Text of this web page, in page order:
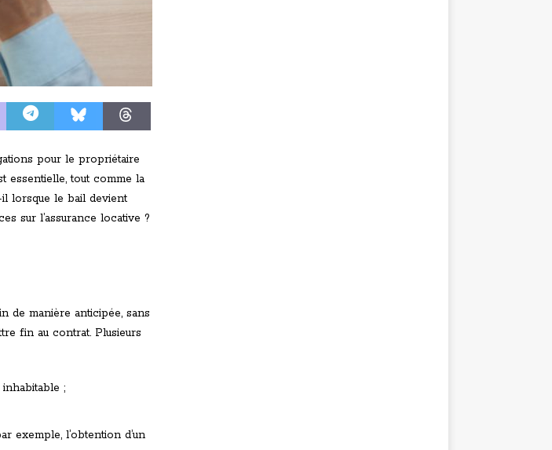
pour le propriétaire
essentielle, tout comme la
lorsque le bail devient
sur l’assurance locative ?
de manière anticipée, sans
fin au contrat. Plusieurs
;
exemple, l’obtention d’un